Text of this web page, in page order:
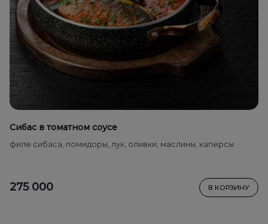
Сибас в томатном соусе
филе сибаса, помидоры, лук, оливки, маслины, каперсы
275 000 В КОРЗИНУ